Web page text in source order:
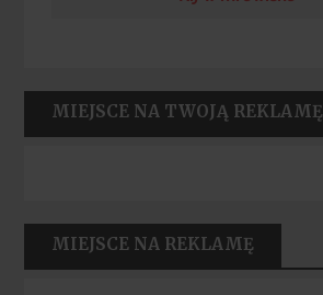
MIEJSCE NA TWOJĄ REKLAMĘ
MIEJSCE NA REKLAMĘ